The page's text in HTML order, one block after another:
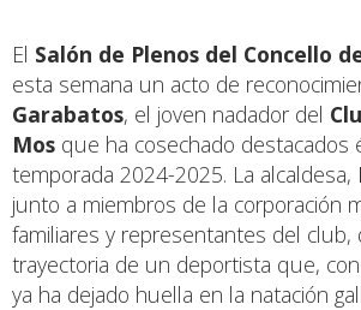
El Salón de Plenos del Concello
esta semana un acto de
Garabatos, el joven nadador del
Mos que ha cosechado destacados
temporada 2024-2025. La alcaldesa,
junto a miembros de la corporación
familiares y representantes del club,
trayectoria de un deportista que,
ya ha dejado huella en la natación